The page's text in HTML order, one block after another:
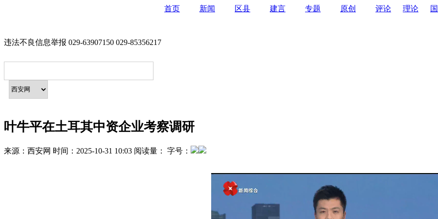
首页 新闻 区县 建言 专题 原创 评论 理论
违法不良信息举报 029-63907150 029-85356217
叶牛平在土耳其中资企业考察调研
来源： 西安网 时间： 2025-10-31 10:03 阅读量： 字号：